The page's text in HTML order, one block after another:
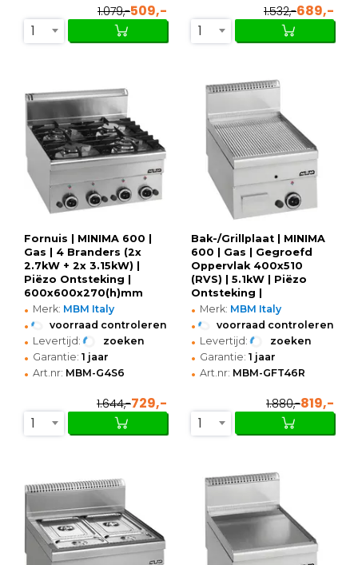
1.079,-509,-
1
1.532,-689,-
1
Fornuis | MINIMA 600 |
Gas | 4 Branders (2x
2.7kW + 2x 3.15kW) |
Piëzo Ontsteking |
600x600x270(h)mm
• Merk: MBM Italy
• voorraad controleren
• Levertijd: zoeken
• Garantie: 1 jaar
• Art.nr: MBM-G4S6
1.644,-729,-
1
Bak-/Grillplaat | MINIMA
600 | Gas | Gegroefd
Oppervlak 400x510
(RVS) | 5.1kW | Piëzo
Ontsteking |
400x600x270(h)mm
• Merk: MBM Italy
• voorraad controleren
• Levertijd: zoeken
• Garantie: 1 jaar
• Art.nr: MBM-GFT46R
1.880,-819,-
1